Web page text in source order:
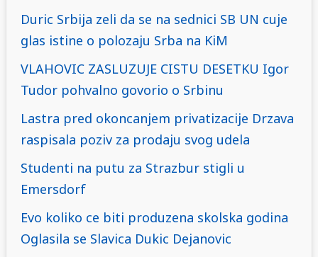
Duric Srbija zeli da se na sednici SB UN cuje
glas istine o polozaju Srba na KiM
VLAHOVIC ZASLUZUJE CISTU DESETKU Igor
Tudor pohvalno govorio o Srbinu
Lastra pred okoncanjem privatizacije Drzava
raspisala poziv za prodaju svog udela
Studenti na putu za Strazbur stigli u
Emersdorf
Evo koliko ce biti produzena skolska godina
Oglasila se Slavica Dukic Dejanovic